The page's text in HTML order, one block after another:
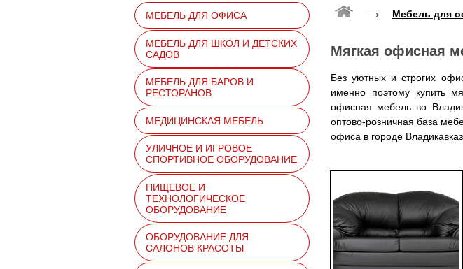
→ Мебель для
Мягкая офисная
Без уютных и строгих
именно поэтому купить
офисная мебель во
оптово-розничная база
офиса в городе
МЕБЕЛЬ ДЛЯ ОФИСА
МЕБЕЛЬ ДЛЯ ШКОЛ И ДЕТСКИХ
САДОВ
МЕБЕЛЬ ДЛЯ БАРОВ И
РЕСТОРАНОВ
МЕДИЦИНСКАЯ МЕБЕЛЬ
УЛИЧНОЕ И ИГРОВОЕ
СПОРТИВНОЕ ОБОРУДОВАНИЕ
ПИЩЕВОЕ И
ТЕХНОЛОГИЧЕСКОЕ
ОБОРУДОВАНИЕ
ОБОРУДОВАНИЕ ДЛЯ
САЛОНОВ КРАСОТЫ